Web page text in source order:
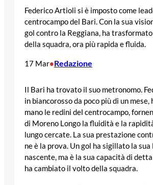
Federico Artioli si è imposto come
centrocampo del Bari. Con la sua
gol contro la Reggiana, ha
della squadra, ora più rapida e fluida.
17 Mar•Redazione
Il Bari ha trovato il suo metronomo.
in biancorosso da poco più di un mese,
mano le redini del centrocampo,
di Moreno Longo la fluidità e la
lungo cercate. La sua prestazione
ne è la prova. Un gol ha sigillato la
nascente, ma è la sua capacità di
ha cambiato il volto della squadra.